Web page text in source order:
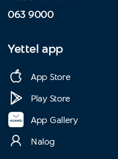
063 9000
Yettel app
App Store
Play Store
App Gallery
Nalog